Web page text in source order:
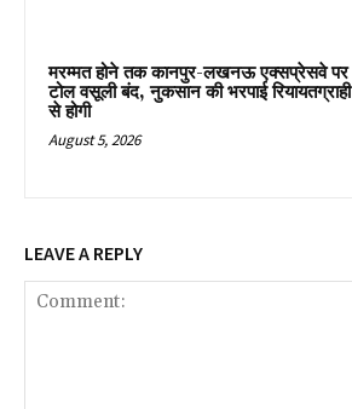
मरम्मत होने तक कानपुर-लखनऊ एक्सप्रेसवे पर
टोल वसूली बंद, नुकसान की भरपाई रियायतग्राही
से होगी
August 5, 2026
LEAVE A REPLY